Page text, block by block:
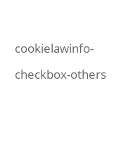
cookielawinfo-
checkbox-others